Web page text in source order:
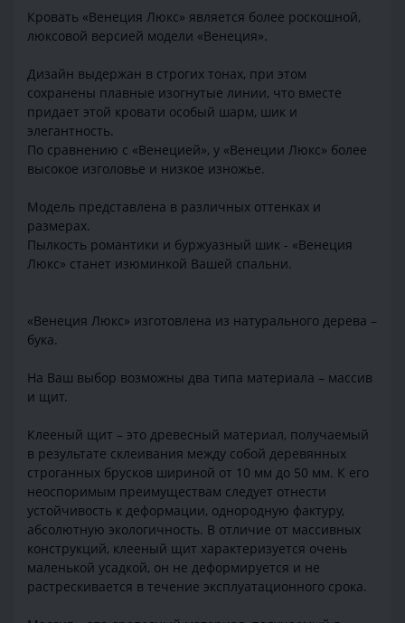
Кровать «Венеция Люкс» является более роскошной,
люксовой версией модели «Венеция».
Дизайн выдержан в строгих тонах, при этом
сохранены плавные изогнутые линии, что вместе
придает этой кровати особый шарм, шик и
элегантность.
По сравнению с «Венецией», у «Венеции Люкс» более
высокое изголовье и низкое изножье.
Модель представлена в различных оттенках и
размерах.
Пылкость романтики и буржуазный шик - «Венеция
Люкс» станет изюминкой Вашей спальни.
«Венеция Люкс» изготовлена из натурального дерева –
бука.
На Ваш выбор возможны два типа материала – массив
и щит.
Клееный щит – это древесный материал, получаемый
в результате склеивания между собой деревянных
строганных брусков шириной от 10 мм до 50 мм. К его
неоспоримым преимуществам следует отнести
устойчивость к деформации, однородную фактуру,
абсолютную экологичность. В отличие от массивных
конструкций, клееный щит характеризуется очень
маленькой усадкой, он не деформируется и не
растрескивается в течение эксплуатационного срока.